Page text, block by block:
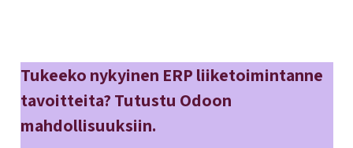
Tukeeko nykyinen ERP liiketoimintanne
tavoitteita? Tutustu Odoon
mahdollisuuksiin.